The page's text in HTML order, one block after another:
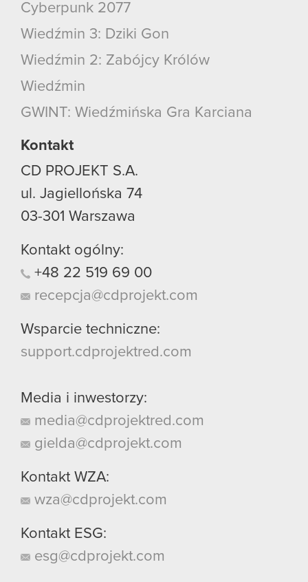
Cyberpunk 2077
Wiedźmin 3: Dziki Gon
Wiedźmin 2: Zabójcy Królów
Wiedźmin
GWINT: Wiedźmińska Gra Karciana
Kontakt
CD PROJEKT S.A.
ul. Jagiellońska 74
03-301 Warszawa
Kontakt ogólny:
+48 22 519 69 00
recepcja@cdprojekt.com
Wsparcie techniczne:
support.cdprojektred.com
Media i inwestorzy:
media@cdprojektred.com
gielda@cdprojekt.com
Kontakt WZA:
wza@cdprojekt.com
Kontakt ESG:
esg@cdprojekt.com